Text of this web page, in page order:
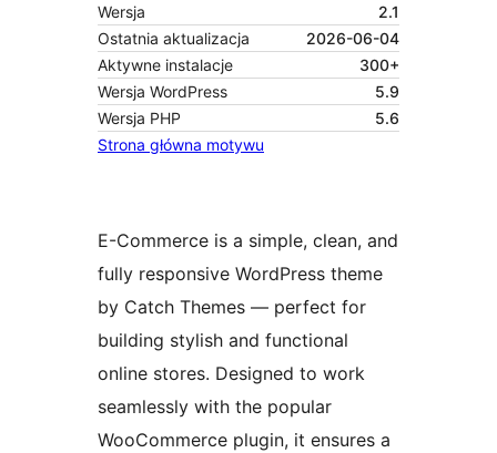
Wersja
2.1
Ostatnia aktualizacja
2026-06-04
Aktywne instalacje
300+
Wersja WordPress
5.9
Wersja PHP
5.6
Strona główna motywu
E-Commerce is a simple, clean, and
fully responsive WordPress theme
by Catch Themes — perfect for
building stylish and functional
online stores. Designed to work
seamlessly with the popular
WooCommerce plugin, it ensures a